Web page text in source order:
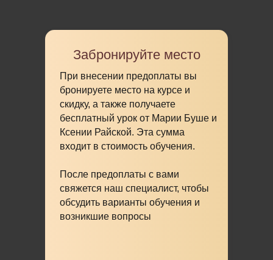
При внесении предоплаты вы
бронируете место на курсе и
скидку, а также получаете
бесплатный урок от Марии Буше и
Ксении Райской. Эта сумма
входит в стоимость обучения.
После предоплаты с вами
свяжется наш специалист, чтобы
обсудить варианты обучения и
возникшие вопросы
Забронируйте место